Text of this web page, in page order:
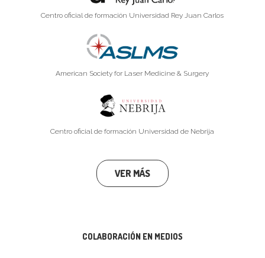
Centro oficial de formación Universidad Rey Juan Carlos
American Society for Laser Medicine & Surgery
Centro oficial de formación Universidad de Nebrija
VER MÁS
COLABORACIÓN EN MEDIOS